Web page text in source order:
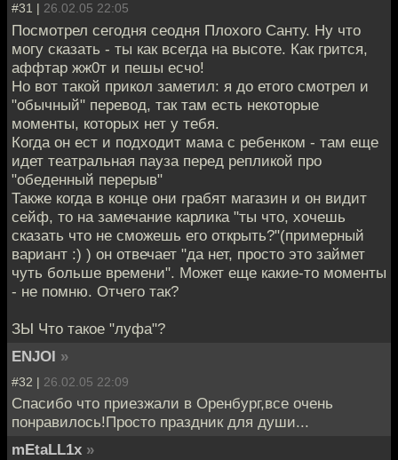
#31 | 26.02.05 22:05
Посмотрел сегодня сеодня Плохого Санту. Ну что
могу сказать - ты как всегда на высоте. Как грится,
аффтар жж0т и пешы есчо!
Но вот такой прикол заметил: я до етого смотрел и
"обычный" перевод, так там есть некоторые
моменты, которых нет у тебя.
Когда он ест и подходит мама с ребенком - там еще
идет театральная пауза перед репликой про
"обеденный перерыв"
Также когда в конце они грабят магазин и он видит
сейф, то на замечание карлика "ты что, хочешь
сказать что не сможешь его открыть?"(примерный
вариант :) ) он отвечает "да нет, просто это займет
чуть больше времени". Может еще какие-то моменты
- не помню. Отчего так?
ЗЫ Что такое "луфа"?
ENJOI »
#32 | 26.02.05 22:09
Спасибо что приезжали в Оренбург,все очень
понравилось!Просто праздник для души...
mEtaLL1x »